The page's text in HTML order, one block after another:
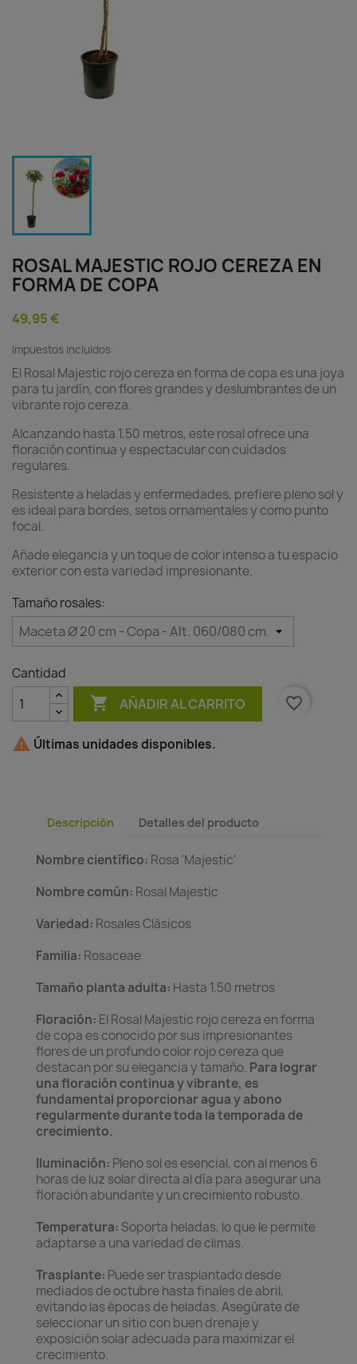
ROSAL MAJESTIC ROJO CEREZA EN
FORMA DE COPA
49,95 €
Impuestos incluidos
El Rosal Majestic rojo cereza en forma de copa es una joya
para tu jardín, con flores grandes y deslumbrantes de un
vibrante rojo cereza.
Alcanzando hasta 1.50 metros, este rosal ofrece una
floración continua y espectacular con cuidados
regulares.
Resistente a heladas y enfermedades, prefiere pleno sol y
es ideal para bordes, setos ornamentales y como punto
focal.
Añade elegancia y un toque de color intenso a tu espacio
exterior con esta variedad impresionante.
Tamaño rosales:
Cantidad
 AÑADIR AL CARRITO favorite_border
 Últimas unidades disponibles.
Descripción Detalles del producto
Nombre científico: Rosa 'Majestic'
Nombre común: Rosal Majestic
Variedad: Rosales Clásicos
Familia: Rosaceae
Tamaño planta adulta: Hasta 1.50 metros
Floración: El Rosal Majestic rojo cereza en forma
de copa es conocido por sus impresionantes
flores de un profundo color rojo cereza que
destacan por su elegancia y tamaño. Para lograr
una floración continua y vibrante, es
fundamental proporcionar agua y abono
regularmente durante toda la temporada de
crecimiento.
Iluminación: Pleno sol es esencial, con al menos 6
horas de luz solar directa al día para asegurar una
floración abundante y un crecimiento robusto.
Temperatura: Soporta heladas, lo que le permite
adaptarse a una variedad de climas.
Trasplante: Puede ser trasplantado desde
mediados de octubre hasta finales de abril,
evitando las épocas de heladas. Asegúrate de
seleccionar un sitio con buen drenaje y
exposición solar adecuada para maximizar el
crecimiento.